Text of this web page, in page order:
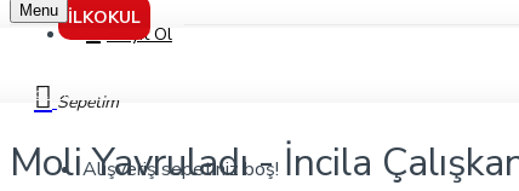
Kayıt Ol
Sepetim
Alışveriş sepetiniz boş!
İLKOKUL
Menu
Moli Yavruladı - İncila Çalışkan - Özyürek Yayınları
Moli Yavruladı - İncila